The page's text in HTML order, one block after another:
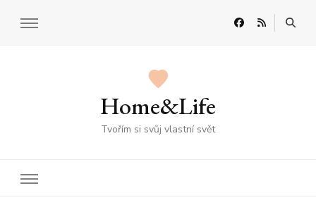
Home&Life
Tvořím si svůj vlastní svět